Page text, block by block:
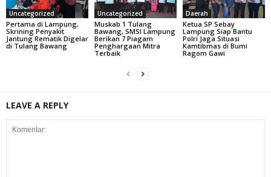
Uncategorized
Pertama di Lampung,
Skrining Penyakit
Jantung Rematik Digelar
di Tulang Bawang
Uncategorized
Muskab 1 Tulang
Bawang, SMSI Lampung
Berikan 7 Piagam
Penghargaan Mitra
Terbaik
Daerah
Ketua SP Sebay
Lampung Siap Bantu
Polri Jaga Situasi
Kamtibmas di Bumi
Ragom Gawi
LEAVE A REPLY